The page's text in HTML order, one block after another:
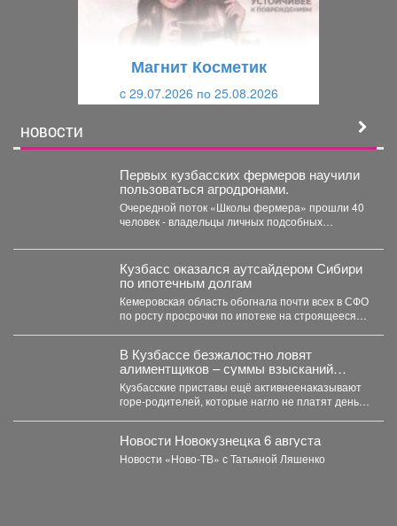
Магнит Косметик
c 29.07.2026 по 25.08.2026
НОВОСТИ
Первых кузбасских фермеров научили
пользоваться агродронами.
Очередной поток «Школы фермера» прошли 40
человек - владельцы личных подсобных
Кузбасс оказался аутсайдером Сибири
по ипотечным долгам
Кемеровская область обогнала почти всех в СФО
по росту просрочки по ипотеке на строящееся
В Кузбассе безжалостно ловят
алиментщиков – суммы взысканий
невероятно растут
Кузбасские приставы ещё активнеенаказывают
горе-родителей, которые нагло не платят деньги
Новости Новокузнецка 6 августа
Новости «Ново-ТВ» с Татьяной Ляшенко